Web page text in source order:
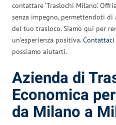
contattare ‘Traslochi Milano’.
senza impegno, permettendoti di
del tuo trasloco. Siamo qui per
un’esperienza positiva.Contattaci
possiamo aiutarti.
Azienda di
Economica
da Milano a